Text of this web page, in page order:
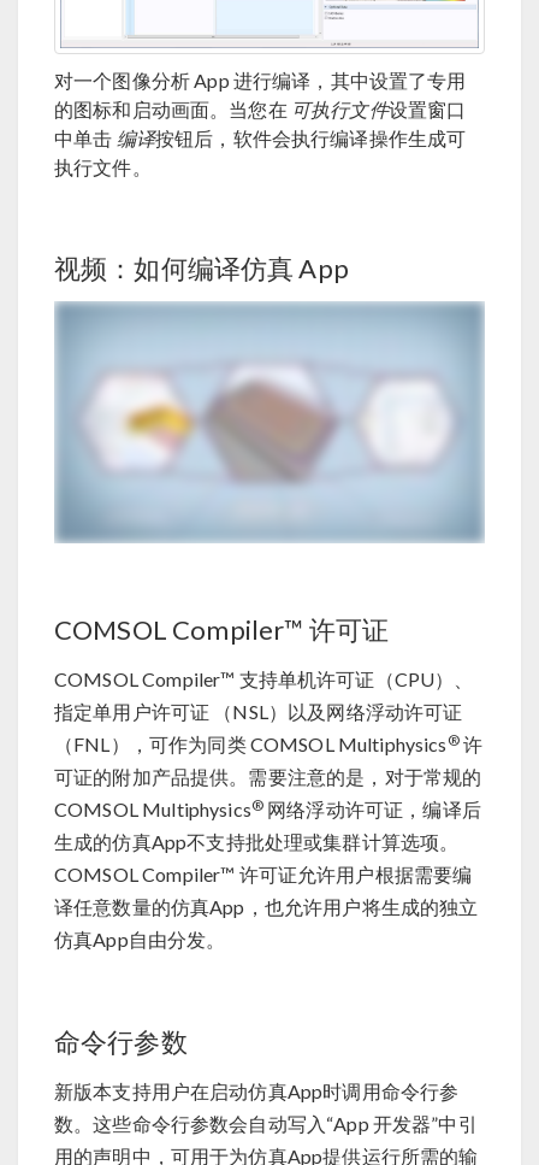
对一个图像分析 App 进行编译，其中设置了专用
的图标和启动画面。当您在 可执行文件设置窗口
中单击 编译按钮后，软件会执行编译操作生成可
执行文件。
视频：如何编译仿真 App
COMSOL Compiler™ 许可证
COMSOL Compiler™ 支持单机许可证（CPU）、
指定单用户许可证 （NSL）以及网络浮动许可证
（FNL），可作为同类 COMSOL Multiphysics ®许
可证的附加产品提供。需要注意的是，对于常规的
COMSOL Multiphysics® 网络浮动许可证，编译后
生成的仿真App不支持批处理或集群计算选项。
COMSOL Compiler™ 许可证允许用户根据需要编
译任意数量的仿真App，也允许用户将生成的独立
仿真App自由分发。
命令行参数
新版本支持用户在启动仿真App时调用命令行参
数。这些命令行参数会自动写入“App 开发器”中引
用的声明中，可用于为仿真App提供运行所需的输